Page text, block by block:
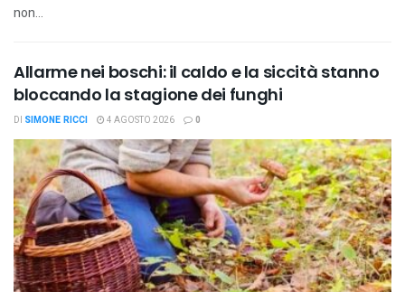
non...
Allarme nei boschi: il caldo e la siccità stanno
bloccando la stagione dei funghi
DI SIMONE RICCI 4 AGOSTO 2026 0